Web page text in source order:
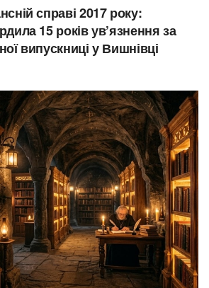
справі 2017 року:
15 років ув’язнення за
випускниці у Вишнівці